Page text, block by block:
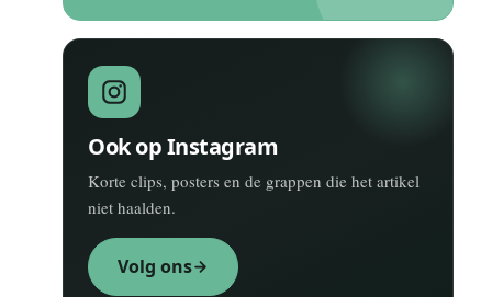
Ook op Instagram
Korte clips, posters en de grappen die het artikel
niet haalden.
Volg ons